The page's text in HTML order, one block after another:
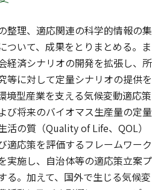
整理、適応関連の科学的情報の集
ついて、成果をとりまとめる。ま
経済シナリオの開発を拡張し、所
等に対して定量シナリオの提供を
境型産業を支える気候変動適応策
び将来のバイオマス生産量の定量
活の質（Quality of Life、QOL）
適応策を評価するフレームワーク
実施し、自治体等の適応策立案プ
る。加えて、国外で生じる気候変